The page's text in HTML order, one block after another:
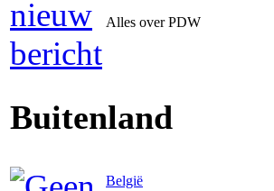
Alles over PDW
Buitenland
België